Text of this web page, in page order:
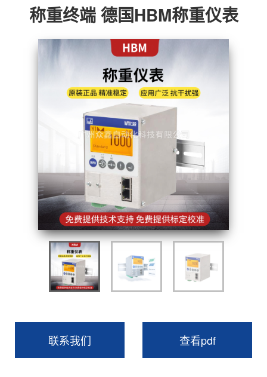
称重终端 德国HBM称重仪表
联系我们 查看pdf